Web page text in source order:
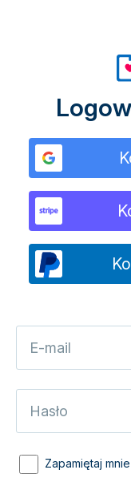
Zapamiętaj